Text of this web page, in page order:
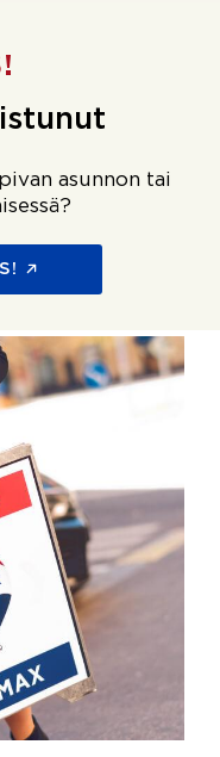
asunnon tai